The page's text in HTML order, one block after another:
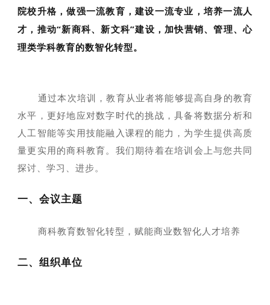
院校升格，做强一流教育，建设一流专业，培养一流人
才，推动“新商科、新文科”建设，加快营销、管理、心
理类学科教育的数智化转型。
通过本次培训，教育从业者将能够提高自身的教育
水平，更好地应对数字时代的挑战，具备将数据分析和
人工智能等实用技能融入课程的能力，为学生提供高质
量更实用的商科教育。我们期待着在培训会上与您共同
探讨、学习、进步。
一、会议主题
商科教育数智化转型，赋能商业数智化人才培养
二、组织单位